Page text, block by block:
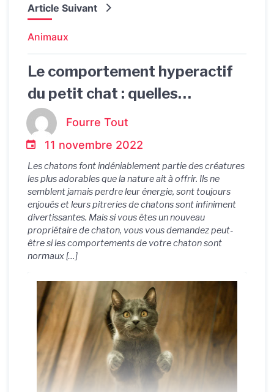
Article Suivant
Animaux
Le comportement hyperactif
du petit chat : quelles
explications ?
Fourre Tout
11 novembre 2022
Les chatons font indéniablement partie des créatures
les plus adorables que la nature ait à offrir. Ils ne
semblent jamais perdre leur énergie, sont toujours
enjoués et leurs pitreries de chatons sont infiniment
divertissantes. Mais si vous êtes un nouveau
propriétaire de chaton, vous vous demandez peut-
être si les comportements de votre chaton sont
normaux […]